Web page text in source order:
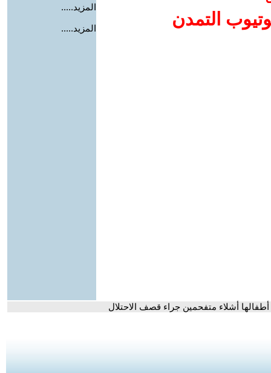
التمدن
المزيد.....
المزيد.....
أطفالها أشلاء متفحمين جراء قصف الاحتلال